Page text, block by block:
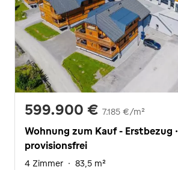
599.900 € 7.185 €/m²
Wohnung zum Kauf - Erstbezug ·
provisionsfrei
4 Zimmer · 83,5 m²